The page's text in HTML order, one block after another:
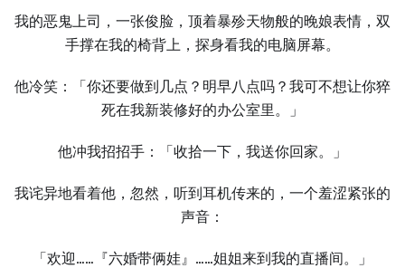
我的恶鬼上司，⼀张俊脸，顶着暴殄天物般的晚娘表情，双
手撑在我的椅背上，探身看我的电脑屏幕。
他冷笑：「你还要做到几点？明早八点吗？我可不想让你猝
死在我新装修好的办公室里。」
他冲我招招手：「收拾⼀下，我送你回家。」
我诧异地看着他，忽然，听到耳机传来的，⼀个羞涩紧张的
声音：
「欢迎……『六婚带俩娃』……姐姐来到我的直播间。」